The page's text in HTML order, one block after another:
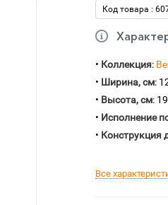
Код товара :
• Коллекция:
• Ширина, см:
• Высота, см:
• Исполнение
• Конструкция
Все